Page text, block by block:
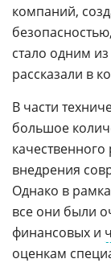
компаний,
стало одним
рассказали в
В части
большое
внедрения
Однако в
все они были
финансовых и
оценкам